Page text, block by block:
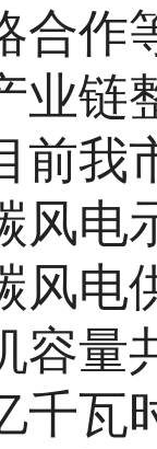
合作
业链
我市
风电
风电
容量
千瓦